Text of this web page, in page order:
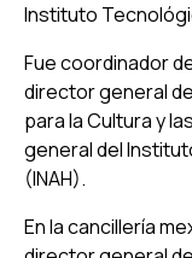
Instituto
Fue coordinador
director general
para la Cultura y
general del
(INAH).
En la cancillería